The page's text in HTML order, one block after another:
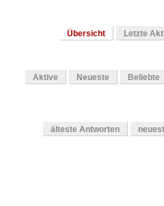
Übersicht Letzte
Aktive Neueste Beliebte
älteste Antworten